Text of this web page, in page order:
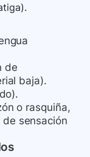
de
baja).
o rasquiña,
sensación